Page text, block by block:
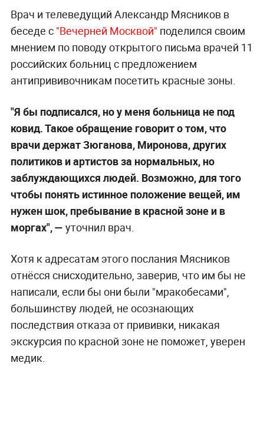
Врач и телеведущий Александр Мясников в
беседе с "Вечерней Москвой" поделился своим
мнением по поводу открытого письма врачей 11
российских больниц с предложением
антипрививочникам посетить красные зоны.
"Я бы подписался, но у меня больница не под
ковид. Такое обращение говорит о том, что
врачи держат Зюганова, Миронова, других
политиков и артистов за нормальных, но
заблуждающихся людей. Возможно, для того
чтобы понять истинное положение вещей, им
нужен шок, пребывание в красной зоне и в
моргах", — уточнил врач.
Хотя к адресатам этого послания Мясников
отнёсся снисходительно, заверив, что им бы не
написали, если бы они были "мракобесами",
большинству людей, не осознающих
последствия отказа от прививки, никакая
экскурсия по красной зоне не поможет, уверен
медик.